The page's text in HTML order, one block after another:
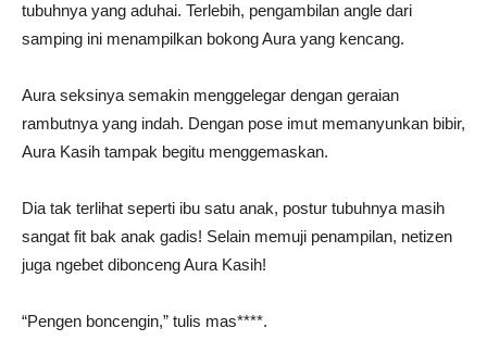
tubuhnya yang aduhai. Terlebih, pengambilan angle dari
samping ini menampilkan bokong Aura yang kencang.
Aura seksinya semakin menggelegar dengan geraian
rambutnya yang indah. Dengan pose imut memanyunkan bibir,
Aura Kasih tampak begitu menggemaskan.
Dia tak terlihat seperti ibu satu anak, postur tubuhnya masih
sangat fit bak anak gadis! Selain memuji penampilan, netizen
juga ngebet dibonceng Aura Kasih!
“Pengen boncengin,” tulis mas****.